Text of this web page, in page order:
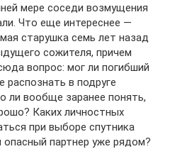
мере соседи возмущения
Что еще интереснее —
старушка семь лет назад
сожителя, причем
вопрос: мог ли погибший
распознать в подруге
ли вообще заранее понять,
Каких личностных
при выборе спутника
партнер уже рядом?